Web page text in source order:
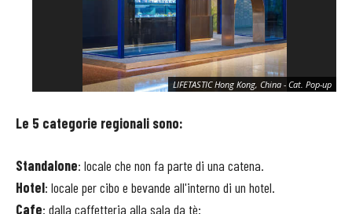
LIFETASTIC Hong Kong, China - Cat. Pop-up
Le 5 categorie regionali sono:
Standalone: ​​locale che non fa parte di una catena.
Hotel: locale per cibo e bevande all'interno di un hotel.
Cafe: dalla caffetteria alla sala da tè: